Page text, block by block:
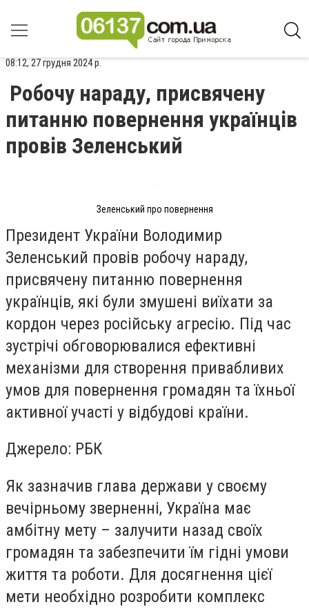
08:12, 27 грудня 2024 р.
Робочу нараду, присвячену
питанню повернення українців
провів Зеленський
Зеленський про повернення
Президент України Володимир
Зеленський провів робочу нараду,
присвячену питанню повернення
українців, які були змушені виїхати за
кордон через російську агресію. Під час
зустрічі обговорювалися ефективні
механізми для створення привабливих
умов для повернення громадян та їхньої
активної участі у відбудові країни.
Джерело: РБК
Як зазначив глава держави у своєму
вечірньому зверненні, Україна має
амбітну мету – залучити назад своїх
громадян та забезпечити їм гідні умови
життя та роботи. Для досягнення цієї
мети необхідно розробити комплекс